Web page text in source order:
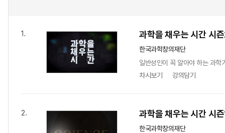
1. 과학을 채우는 시간 시
한국과학창의재단
일반성인이 꼭 알아야 하는 과학
차시보기
강의담기
2. 과학을 채우는 시간 시
한국과학창의재단